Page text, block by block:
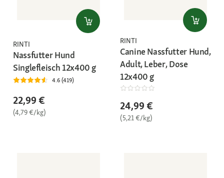
RINTI
Nassfutter Hund
Singlefleisch 12x400 g
4.6 (419)
22,99 €
(4,79 €/kg)
RINTI
Canine Nassfutter Hund,
Adult, Leber, Dose
12x400 g
24,99 €
(5,21 €/kg)